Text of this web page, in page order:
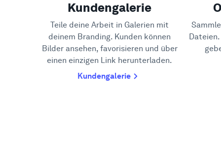
Kundengalerie
Teile deine Arbeit in Galerien mit
deinem Branding. Kunden können
Bilder ansehen, favorisieren und über
einen einzigen Link herunterladen.
Kundengalerie